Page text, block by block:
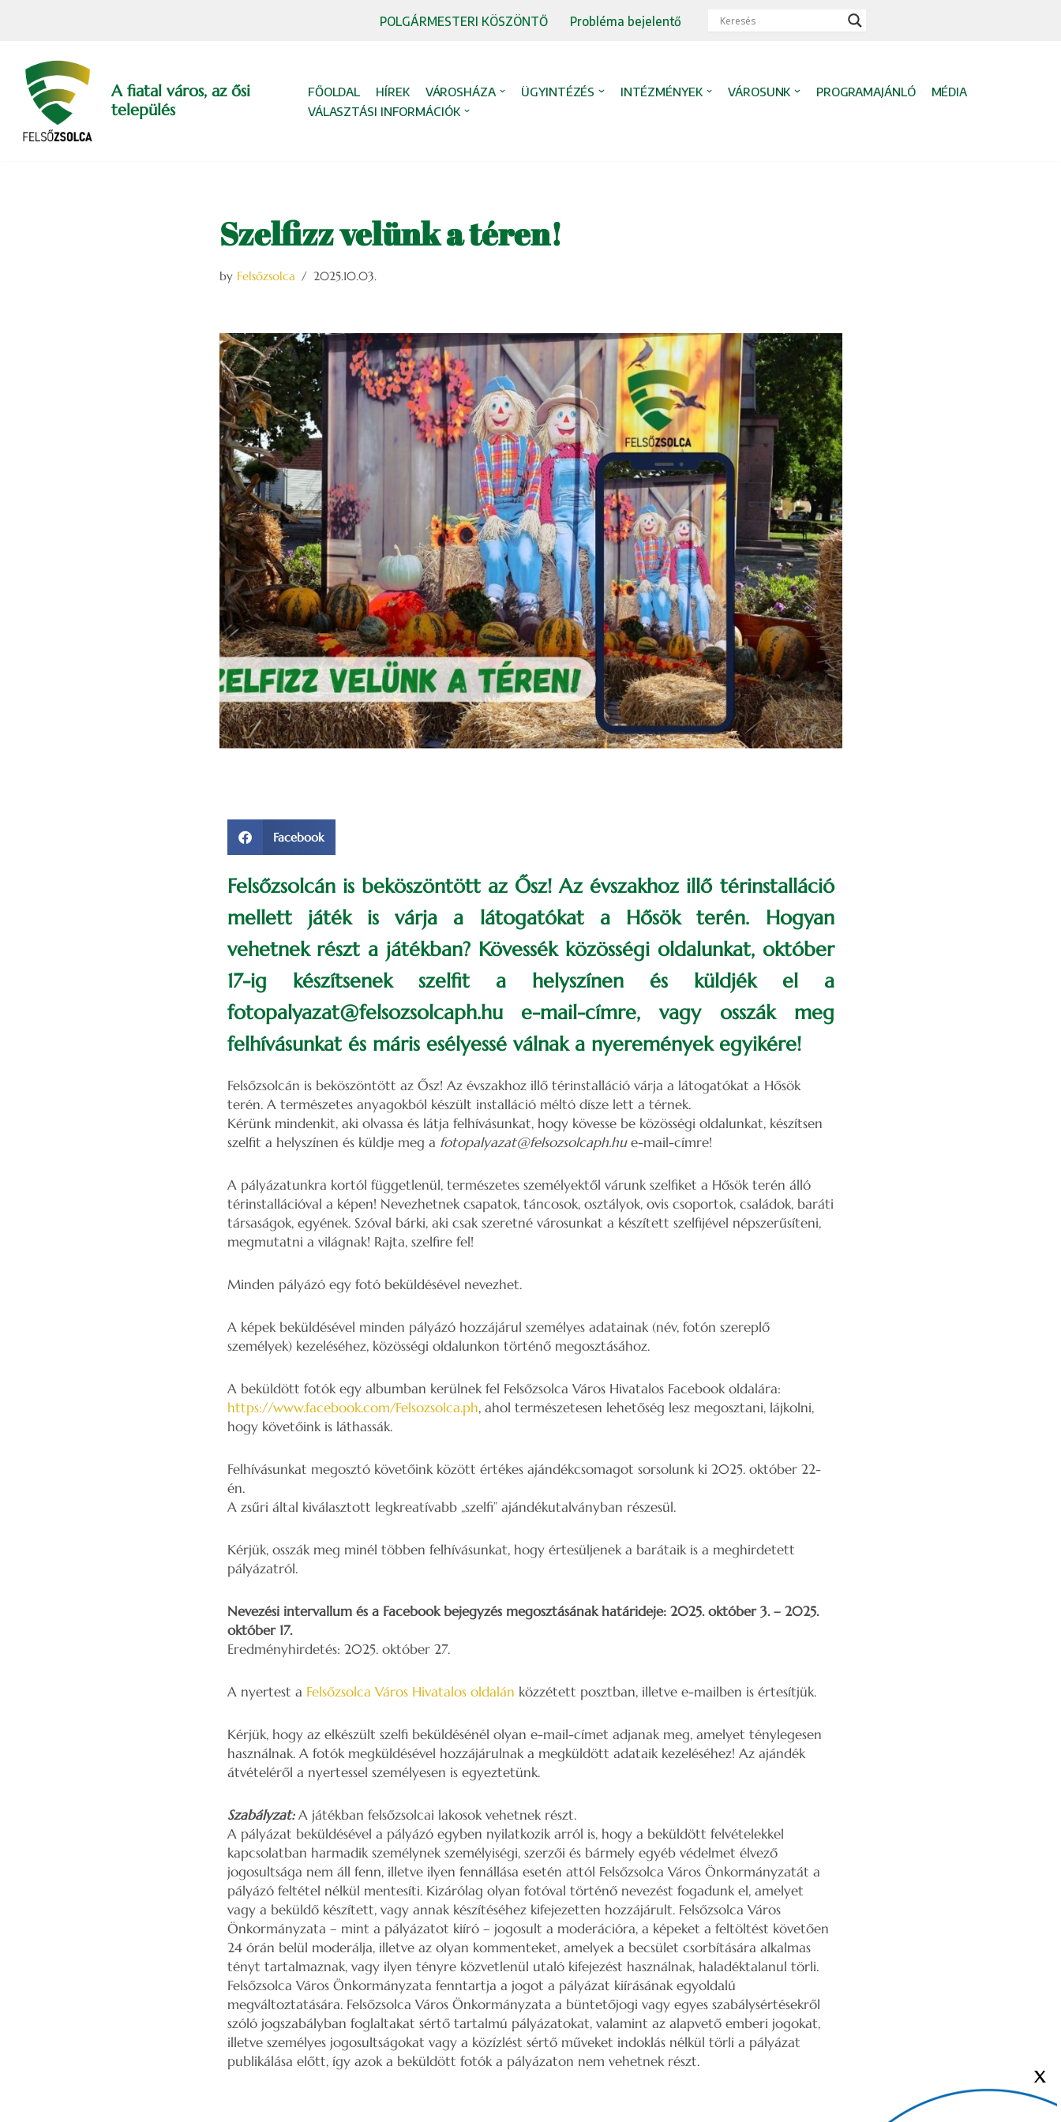
content
POLGÁRMESTERI KÖSZÖNTŐ Probléma bejelentő
A fiatal város, az ősi
település
FŐOLDAL HÍREK VÁROSHÁZA ÜGYINTÉZÉS INTÉZMÉNYEK VÁROSUNK PROGRAMAJÁNLÓ
MÉDIA
VÁLASZTÁSI INFORMÁCIÓK
Szelfizz velünk a téren!
by Felsőzsolca 2025.10.03.
Facebook
Felsőzsolcán is beköszöntött az Ősz! Az évszakhoz illő térinstalláció
mellett játék is várja a látogatókat a Hősök terén. Hogyan
vehetnek részt a játékban? Kövessék közösségi oldalunkat, október
17-ig készítsenek szelfit a helyszínen és küldjék el a
fotopalyazat@felsozsolcaph.hu e-mail-címre, vagy osszák meg
felhívásunkat és máris esélyessé válnak a nyeremények egyikére!
Felsőzsolcán is beköszöntött az Ősz! Az évszakhoz illő térinstalláció várja a látogatókat a Hősök
terén. A természetes anyagokból készült installáció méltó dísze lett a térnek.
Kérünk mindenkit, aki olvassa és látja felhívásunkat, hogy kövesse be közösségi oldalunkat, készítsen
szelfit a helyszínen és küldje meg a fotopalyazat@felsozsolcaph.hue-mail-címre!
A pályázatunkra kortól függetlenül, természetes személyektől várunk szelfiket a Hősök terén álló
térinstallációval a képen! Nevezhetnek csapatok, táncosok, osztályok, ovis csoportok, családok, baráti
társaságok, egyének. Szóval bárki, aki csak szeretné városunkat a készített szelfijével népszerűsíteni,
megmutatni a világnak! Rajta, szelfire fel!
Minden pályázó egy fotó beküldésével nevezhet.
A képek beküldésével minden pályázó hozzájárul személyes adatainak (név, fotón szereplő
személyek) kezeléséhez, közösségi oldalunkon történő megosztásához.
A beküldött fotók egy albumban kerülnek fel Felsőzsolca Város Hivatalos Facebook oldalára:
https://www.facebook.com/Felsozsolca.ph, ahol természetesen lehetőség lesz megosztani, lájkolni,
hogy követőink is láthassák.
Felhívásunkat megosztó követőink között értékes ajándékcsomagot sorsolunk ki 2025. október 22-
én.
A zsűri által kiválasztott legkreatívabb „szelfi” ajándékutalványban részesül.
Kérjük, osszák meg minél többen felhívásunkat, hogy értesüljenek a barátaik is a meghirdetett
pályázatról.
Nevezési intervallum és a Facebook bejegyzés megosztásának határideje: 2025. október 3. – 2025.
október 17.
Eredményhirdetés: 2025. október 27.
A nyertest a Felsőzsolca Város Hivatalos oldalán közzétett posztban, illetve e-mailben is értesítjük.
Kérjük, hogy az elkészült szelfi beküldésénél olyan e-mail-címet adjanak meg, amelyet ténylegesen
használnak. A fotók megküldésével hozzájárulnak a megküldött adataik kezeléséhez! Az ajándék
átvételéről a nyertessel személyesen is egyeztetünk.
Szabályzat:A játékban felsőzsolcai lakosok vehetnek részt.
A pályázat beküldésével a pályázó egyben nyilatkozik arról is, hogy a beküldött felvételekkel
kapcsolatban harmadik személynek személyiségi, szerzői és bármely egyéb védelmet élvező
jogosultsága nem áll fenn, illetve ilyen fennállása esetén attól Felsőzsolca Város Önkormányzatát a
pályázó feltétel nélkül mentesíti. Kizárólag olyan fotóval történő nevezést fogadunk el, amelyet
vagy a beküldő készített, vagy annak készítéséhez kifejezetten hozzájárult. Felsőzsolca Város
Önkormányzata – mint a pályázatot kiíró – jogosult a moderációra, a képeket a feltöltést követően
24 órán belül moderálja, illetve az olyan kommenteket, amelyek a becsület csorbítására alkalmas
tényt tartalmaznak, vagy ilyen tényre közvetlenül utaló kifejezést használnak, haladéktalanul törli.
Felsőzsolca Város Önkormányzata fenntartja a jogot a pályázat kiírásának egyoldalú
megváltoztatására. Felsőzsolca Város Önkormányzata a büntetőjogi vagy egyes szabálysértésekről
szóló jogszabályban foglaltakat sértő tartalmú pályázatokat, valamint az alapvető emberi jogokat,
illetve személyes jogosultságokat vagy a közízlést sértő műveket indoklás nélkül törli a pályázat
publikálása előtt, így azok a beküldött fotók a pályázaton nem vehetnek részt.
X